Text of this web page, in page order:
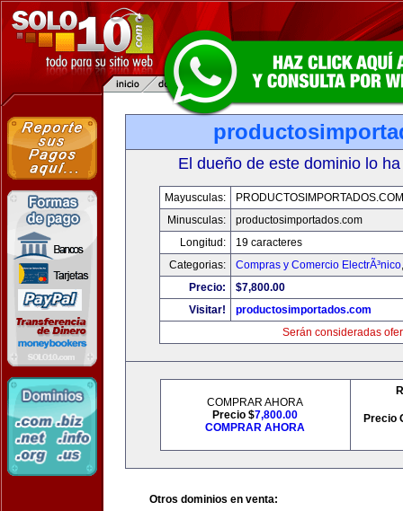
El dueño de este dominio lo
Mayusculas:
PRODUCTOSIMPORTADOS.COM
Minusculas:
productosimportados.com
Longitud:
19 caracteres
Categorias:
Compras y Comercio ElectrÃ³nico
Precio:
$7,800.00
Visitar!
productosimportados.com
Serán consideradas
COMPRAR AHORA
Precio $7,800.00
COMPRAR AHORA
Precio
Otros dominios en venta: